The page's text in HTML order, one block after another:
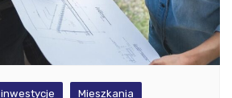
inwestycje Mieszkania